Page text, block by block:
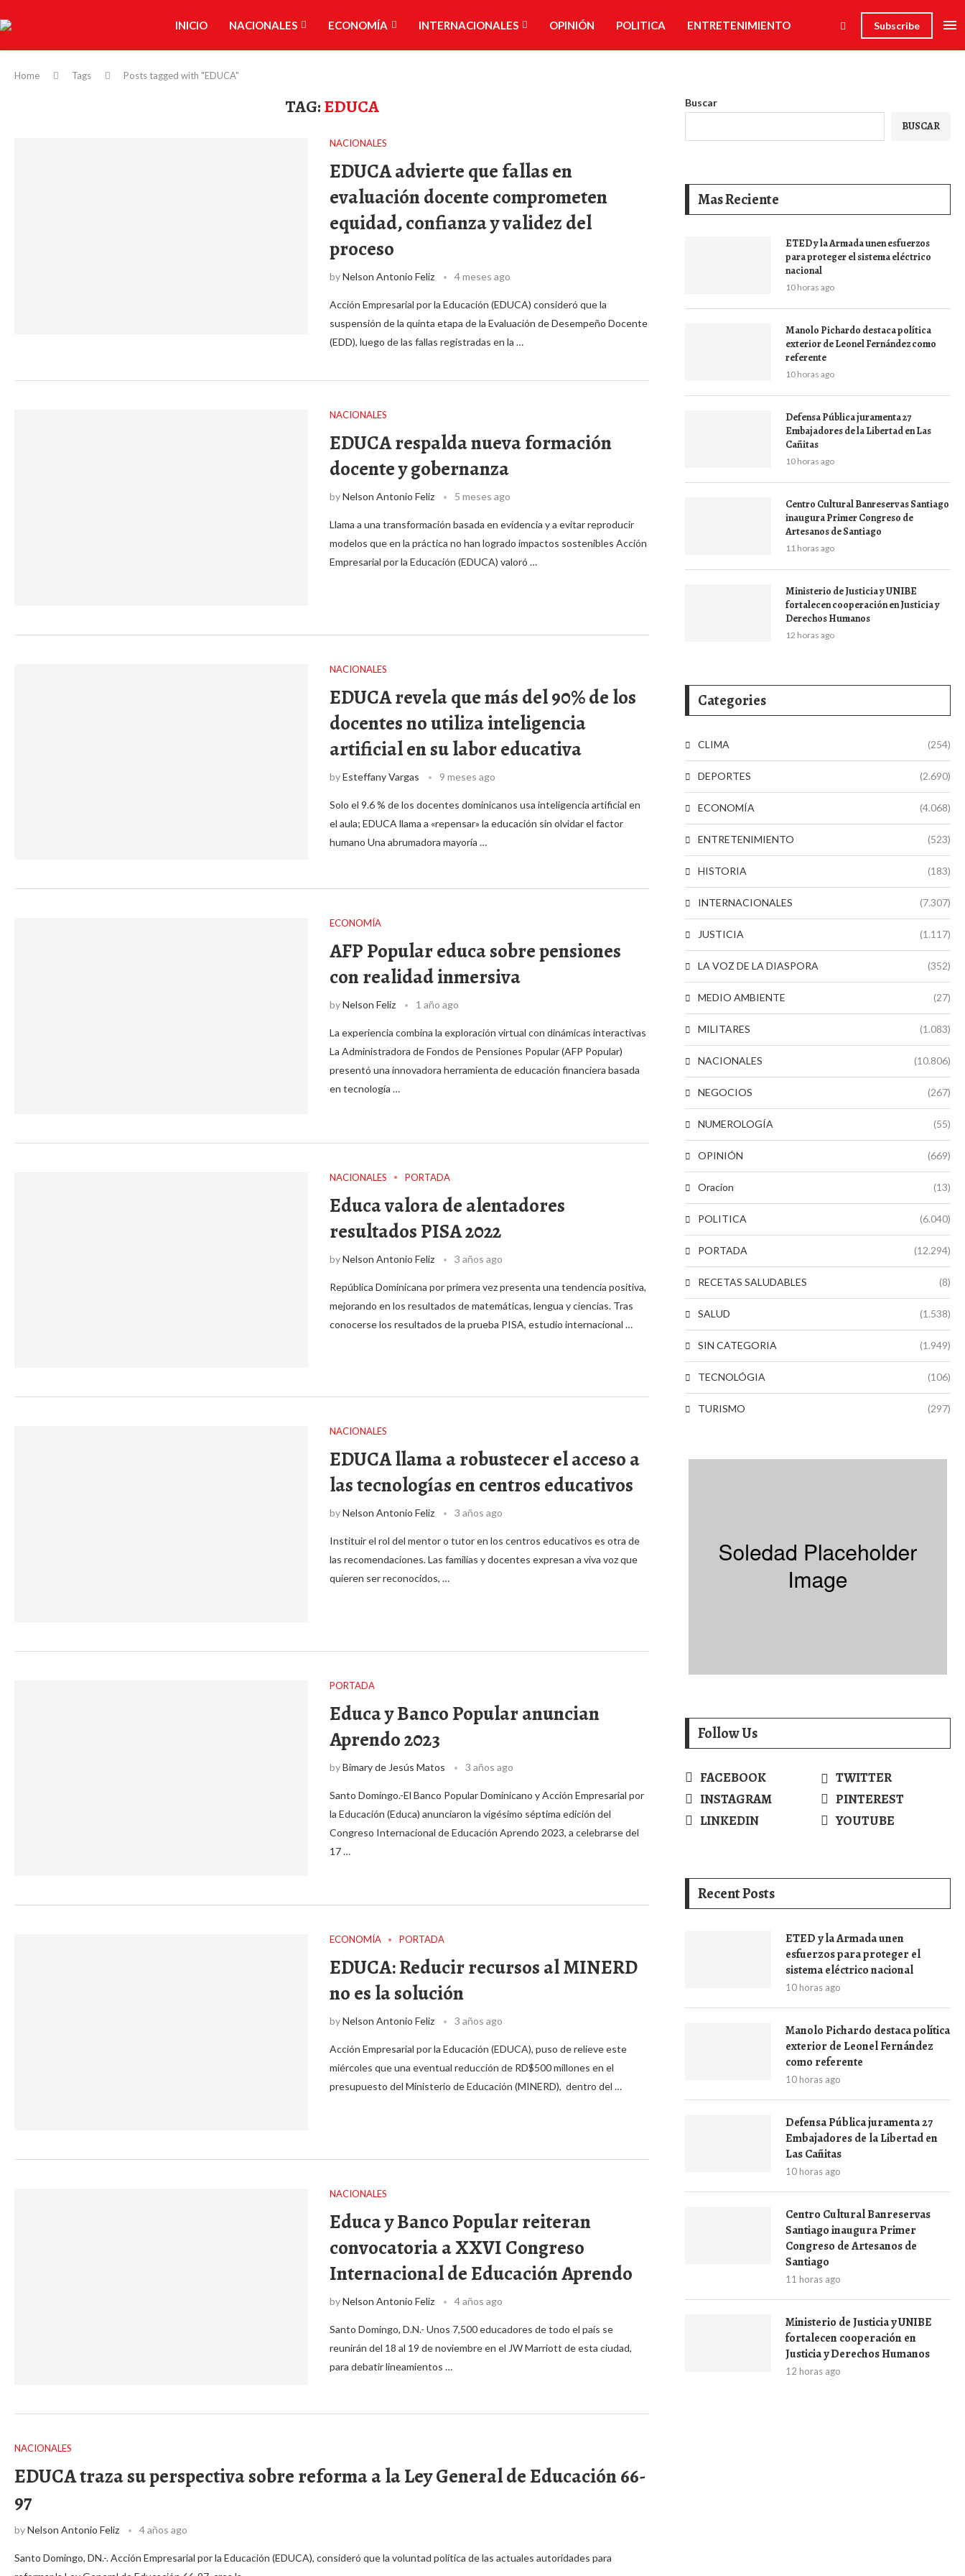
INICIO NACIONALES ECONOMÍA INTERNACIONALES OPINIÓN POLITICA ENTRETENIMIENTO Subscribe
Home Tags Posts tagged with "EDUCA"
TAG:EDUCA
NACIONALES
EDUCA advierte que fallas en
evaluación docente comprometen
equidad, confianza y validez del
proceso
byNelson Antonio Feliz 4 meses ago
Acción Empresarial por la Educación (EDUCA) consideró que la
suspensión de la quinta etapa de la Evaluación de Desempeño Docente
(EDD), luego de las fallas registradas en la …
NACIONALES
EDUCA respalda nueva formación
docente y gobernanza
byNelson Antonio Feliz 5 meses ago
Llama a una transformación basada en evidencia y a evitar reproducir
modelos que en la práctica no han logrado impactos sostenibles Acción
Empresarial por la Educación (EDUCA) valoró …
NACIONALES
EDUCA revela que más del 90% de los
docentes no utiliza inteligencia
artificial en su labor educativa
byEsteffany Vargas 9 meses ago
Solo el 9.6 % de los docentes dominicanos usa inteligencia artificial en
el aula; EDUCA llama a «repensar» la educación sin olvidar el factor
humano Una abrumadora mayoría …
ECONOMÍA
AFP Popular educa sobre pensiones
con realidad inmersiva
byNelson Feliz 1 año ago
La experiencia combina la exploración virtual con dinámicas interactivas
La Administradora de Fondos de Pensiones Popular (AFP Popular)
presentó una innovadora herramienta de educación financiera basada
en tecnología …
NACIONALES PORTADA
Educa valora de alentadores
resultados PISA 2022
byNelson Antonio Feliz 3 años ago
República Dominicana por primera vez presenta una tendencia positiva,
mejorando en los resultados de matemáticas, lengua y ciencias. Tras
conocerse los resultados de la prueba PISA, estudio internacional …
NACIONALES
EDUCA llama a robustecer el acceso a
las tecnologías en centros educativos
byNelson Antonio Feliz 3 años ago
Instituir el rol del mentor o tutor en los centros educativos es otra de
las recomendaciones. Las familias y docentes expresan a viva voz que
quieren ser reconocidos, …
PORTADA
Educa y Banco Popular anuncian
Aprendo 2023
byBimary de Jesús Matos 3 años ago
Santo Domingo.-El Banco Popular Dominicano y Acción Empresarial por
la Educación (Educa) anunciaron la vigésimo séptima edición del
Congreso Internacional de Educación Aprendo 2023, a celebrarse del
17 …
ECONOMÍA PORTADA
EDUCA: Reducir recursos al MINERD
no es la solución
byNelson Antonio Feliz 3 años ago
Acción Empresarial por la Educación (EDUCA), puso de relieve este
miércoles que una eventual reducción de RD$500 millones en el
presupuesto del Ministerio de Educación (MINERD), dentro del …
NACIONALES
Educa y Banco Popular reiteran
convocatoria a XXVI Congreso
Internacional de Educación Aprendo
byNelson Antonio Feliz 4 años ago
Santo Domingo, D.N.- Unos 7,500 educadores de todo el país se
reunirán del 18 al 19 de noviembre en el JW Marriott de esta ciudad,
para debatir lineamientos …
NACIONALES
EDUCA traza su perspectiva sobre reforma a la Ley General de Educación 66-
97
byNelson Antonio Feliz 4 años ago
Santo Domingo, DN.-. Acción Empresarial por la Educación (EDUCA), consideró que la voluntad política de las actuales autoridades para
Buscar
BUSCAR
Mas Reciente
ETED y la Armada unen esfuerzos
para proteger el sistema eléctrico
nacional
10 horas ago
Manolo Pichardo destaca política
exterior de Leonel Fernández como
referente
10 horas ago
Defensa Pública juramenta 27
Embajadores de la Libertad en Las
Cañitas
10 horas ago
Centro Cultural Banreservas Santiago
inaugura Primer Congreso de
Artesanos de Santiago
11 horas ago
Ministerio de Justicia y UNIBE
fortalecen cooperación en Justicia y
Derechos Humanos
12 horas ago
Categories
CLIMA (254)
DEPORTES (2.690)
ECONOMÍA (4.068)
ENTRETENIMIENTO (523)
HISTORIA (183)
INTERNACIONALES (7.307)
JUSTICIA (1.117)
LA VOZ DE LA DIASPORA (352)
MEDIO AMBIENTE (27)
MILITARES (1.083)
NACIONALES (10.806)
NEGOCIOS (267)
NUMEROLOGÍA (55)
OPINIÓN (669)
Oracion (13)
POLITICA (6.040)
PORTADA (12.294)
RECETAS SALUDABLES (8)
SALUD (1.538)
SIN CATEGORIA (1.949)
TECNOLÓGIA (106)
TURISMO (297)
Follow Us
FACEBOOK
TWITTER
INSTAGRAM
PINTEREST
LINKEDIN
YOUTUBE
Recent Posts
ETED y la Armada unen
esfuerzos para proteger el
sistema eléctrico nacional
10 horas ago
Manolo Pichardo destaca política
exterior de Leonel Fernández
como referente
10 horas ago
Defensa Pública juramenta 27
Embajadores de la Libertad en
Las Cañitas
10 horas ago
Centro Cultural Banreservas
Santiago inaugura Primer
Congreso de Artesanos de
Santiago
11 horas ago
Ministerio de Justicia y UNIBE
fortalecen cooperación en
Justicia y Derechos Humanos
12 horas ago